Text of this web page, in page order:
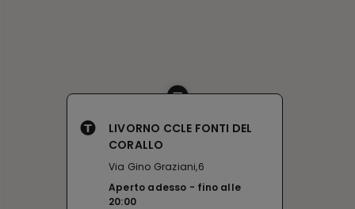
LIVORNO CCLE FONTI DEL
CORALLO
Via Gino Graziani,6
Aperto adesso
fino alle
20:00